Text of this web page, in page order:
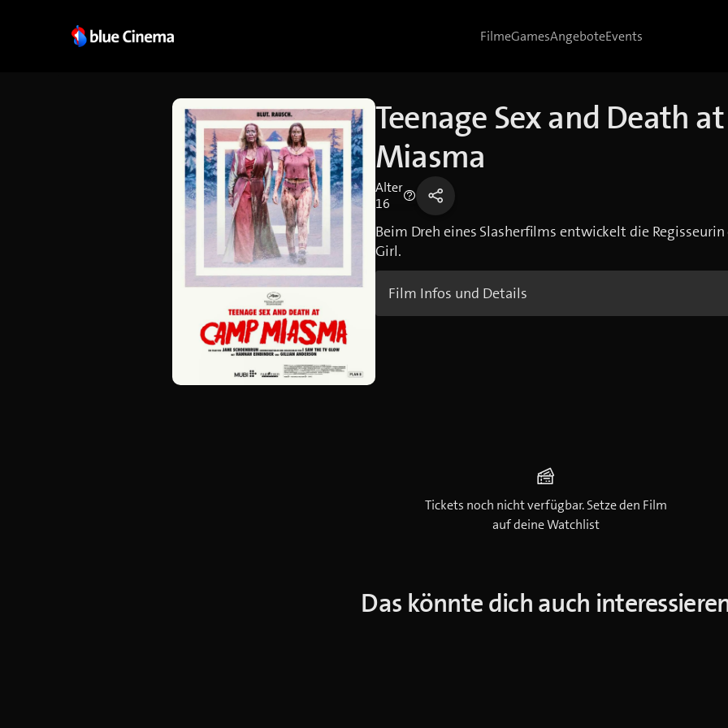
FilmeGamesAngeboteEvents
Teenage Sex and Death
Miasma
Alter
16
Beim Dreh eines Slasherfilms entwickelt die
Girl.
Film Infos und Details
Tickets noch nicht verfügbar. Setze den Film
auf deine Watchlist
Das könnte dich auch